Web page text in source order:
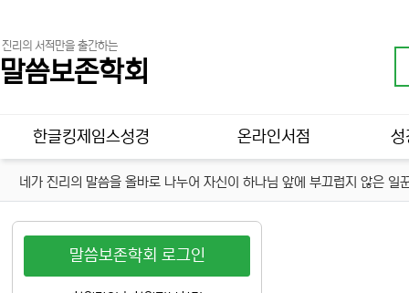
진리의 서적만을 출간하는
말씀보존학회
메인 메뉴
한글킹제임스성경 온라인서점 성
네가 진리의 말씀을 올바로 나누어 자신이 하나님 앞에 부끄럽지 않은
말씀보존학회 로그인